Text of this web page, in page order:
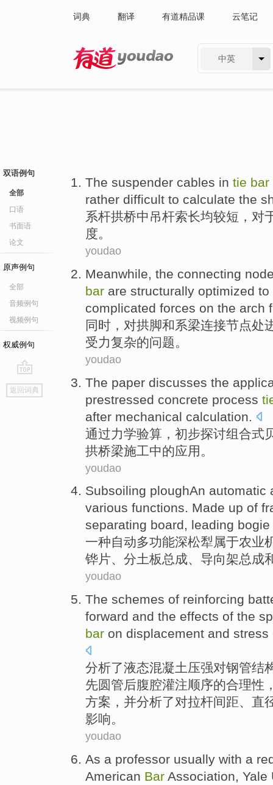
词典 翻译 有道精品课 云笔记
中英
双语例句
全部
口语
书面语
论文
原声例句
全部
音频例句
视频例句
权威例句
go
top
返回词典
The suspender cables in tie bar
rather difficult to calculate the
系杆拱桥中吊杆索长均较短 ， 对
度。
youdao
Meanwhile, the connecting
bar are structurally optimized to
complicated forces on the arch
同时 ，对拱脚和系梁连接节点处
受力复杂的问题。
youdao
The paper discusses the
prestressed concrete process
after mechanical calculation
通过力学验算，初步探讨组合式
拱桥梁施工中的应用 。
youdao
Subsoiling ploughAn automatic
various functions. Made up of
separating board, leading bogie
一种自动多功能深松犁属于农业
铧片、 分土板总成、导向架总成
youdao
The schemes of reinforcing
forward and the effects of the
bar on displacement and stress
分析了液态混凝土压强对钢管结
先圆管后腹腔灌注顺序的合理性
方案 ，并分析了对拉杆间距、 直
影响。
youdao
As a professor usually with a
American Bar Association, Yale